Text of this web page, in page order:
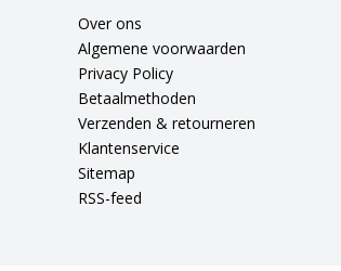
Over ons
Algemene voorwaarden
Privacy Policy
Betaalmethoden
Verzenden & retourneren
Klantenservice
Sitemap
RSS-feed